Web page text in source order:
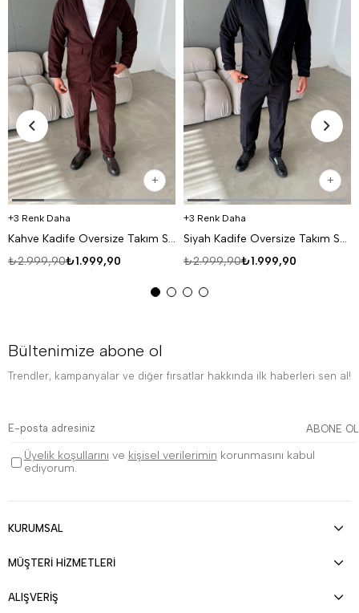
3 Renk Daha
Kahve Kadife Oversize Takım SNZ K5020
₺1.999,90
₺2.999,90
3 Renk Daha
Siyah Kadife Oversize Takım SNZ K5020
₺1.999,90
₺2.999,90
Bültenimize abone ol
Trendler, kampanyalar ve diğer fırsatlar hakkında ilk haberleri sen al!
ABONE OL
Üyelik koşullarını ve kişisel verilerimin korunmasını kabul
ediyorum.
KURUMSAL
MÜŞTERİ HİZMETLERİ
ALIŞVERİŞ